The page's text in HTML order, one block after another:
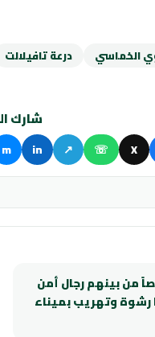
الخماسي درعة تافيلالت
شارك
X
☏
↗
in
m
قضائي مع 24 شخصاً من بينهم رجال أمن
رشوة وتهريب بميناء